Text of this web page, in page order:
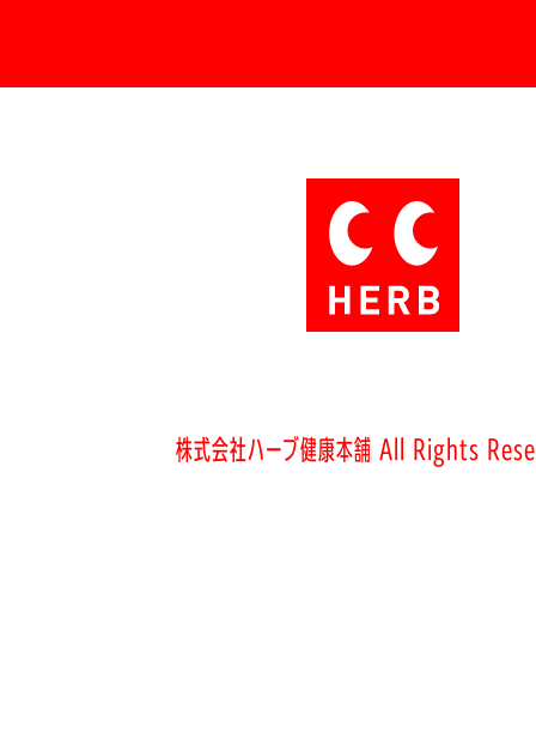
株式会社ハーブ健康本舗 All Rights